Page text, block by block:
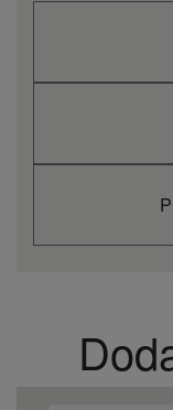
Godišnja potrošnja
Protok vazduha u
prostoru (Med)
Protok vazduha u